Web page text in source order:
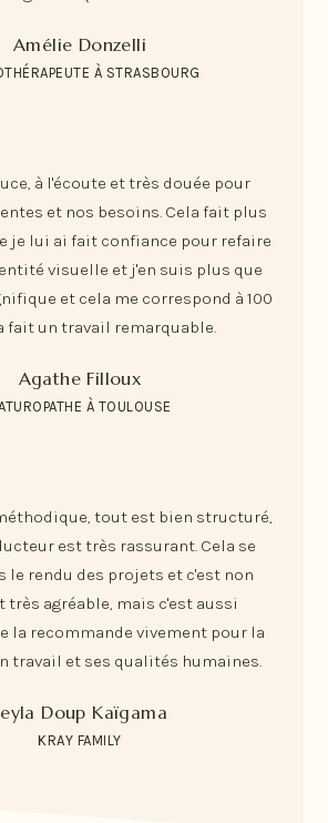
Amélie Donzelli
À STRASBOURG
à l'écoute et très douée pour
et nos besoins. Cela fait plus
je lui ai fait confiance pour refaire
visuelle et j'en suis plus que
et cela me correspond à 100
fait un travail remarquable.
Agathe Filloux
À TOULOUSE
tout est bien structuré,
est très rassurant. Cela se
le rendu des projets et c'est non
très agréable, mais c'est aussi
la recommande vivement pour la
travail et ses qualités humaines.
Doup Kaïgama
KRAY FAMILY